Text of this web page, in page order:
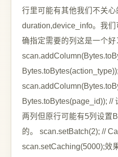
行里可能有其他我们不关心
duration,device_info。我
确指定需要的列这是一个好
Bytes.toBytes(action_type));
Bytes.toBytes(page_id)); //
两列但原行可能有5列设置
的。 scan.setBatch(2); //
scan.setCaching(5000);效